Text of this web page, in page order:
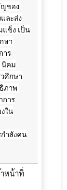
ญของ
ละส่ง
แข็ง เป็น
ษา
าร
นิคม
ศึกษา
ภาพ
การ
ใน
ำลังคน
าหน้าที่